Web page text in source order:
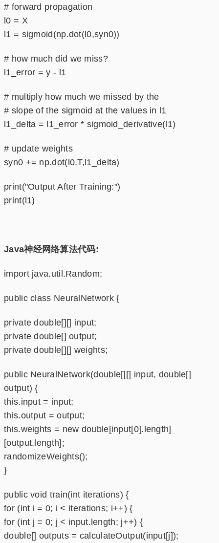
# forward propagation
l0 = X
l1 = sigmoid(np.dot(l0,syn0))
# how much did we miss?
l1_error = y - l1
# multiply how much we missed by the
# slope of the sigmoid at the values in l1
l1_delta = l1_error * sigmoid_derivative(l1)
# update weights
syn0 += np.dot(l0.T,l1_delta)
print("Output After Training:")
print(l1)
Java神经网络算法代码:
import java.util.Random;
public class NeuralNetwork {
private double[][] input;
private double[] output;
private double[][] weights;
public NeuralNetwork(double[][] input, double[]
output) {
this.input = input;
this.output = output;
this.weights = new double[input[0].length]
[output.length];
randomizeWeights();
}
public void train(int iterations) {
for (int i = 0; i < iterations; i++) {
for (int j = 0; j < input.length; j++) {
double[] outputs = calculateOutput(input[j]);